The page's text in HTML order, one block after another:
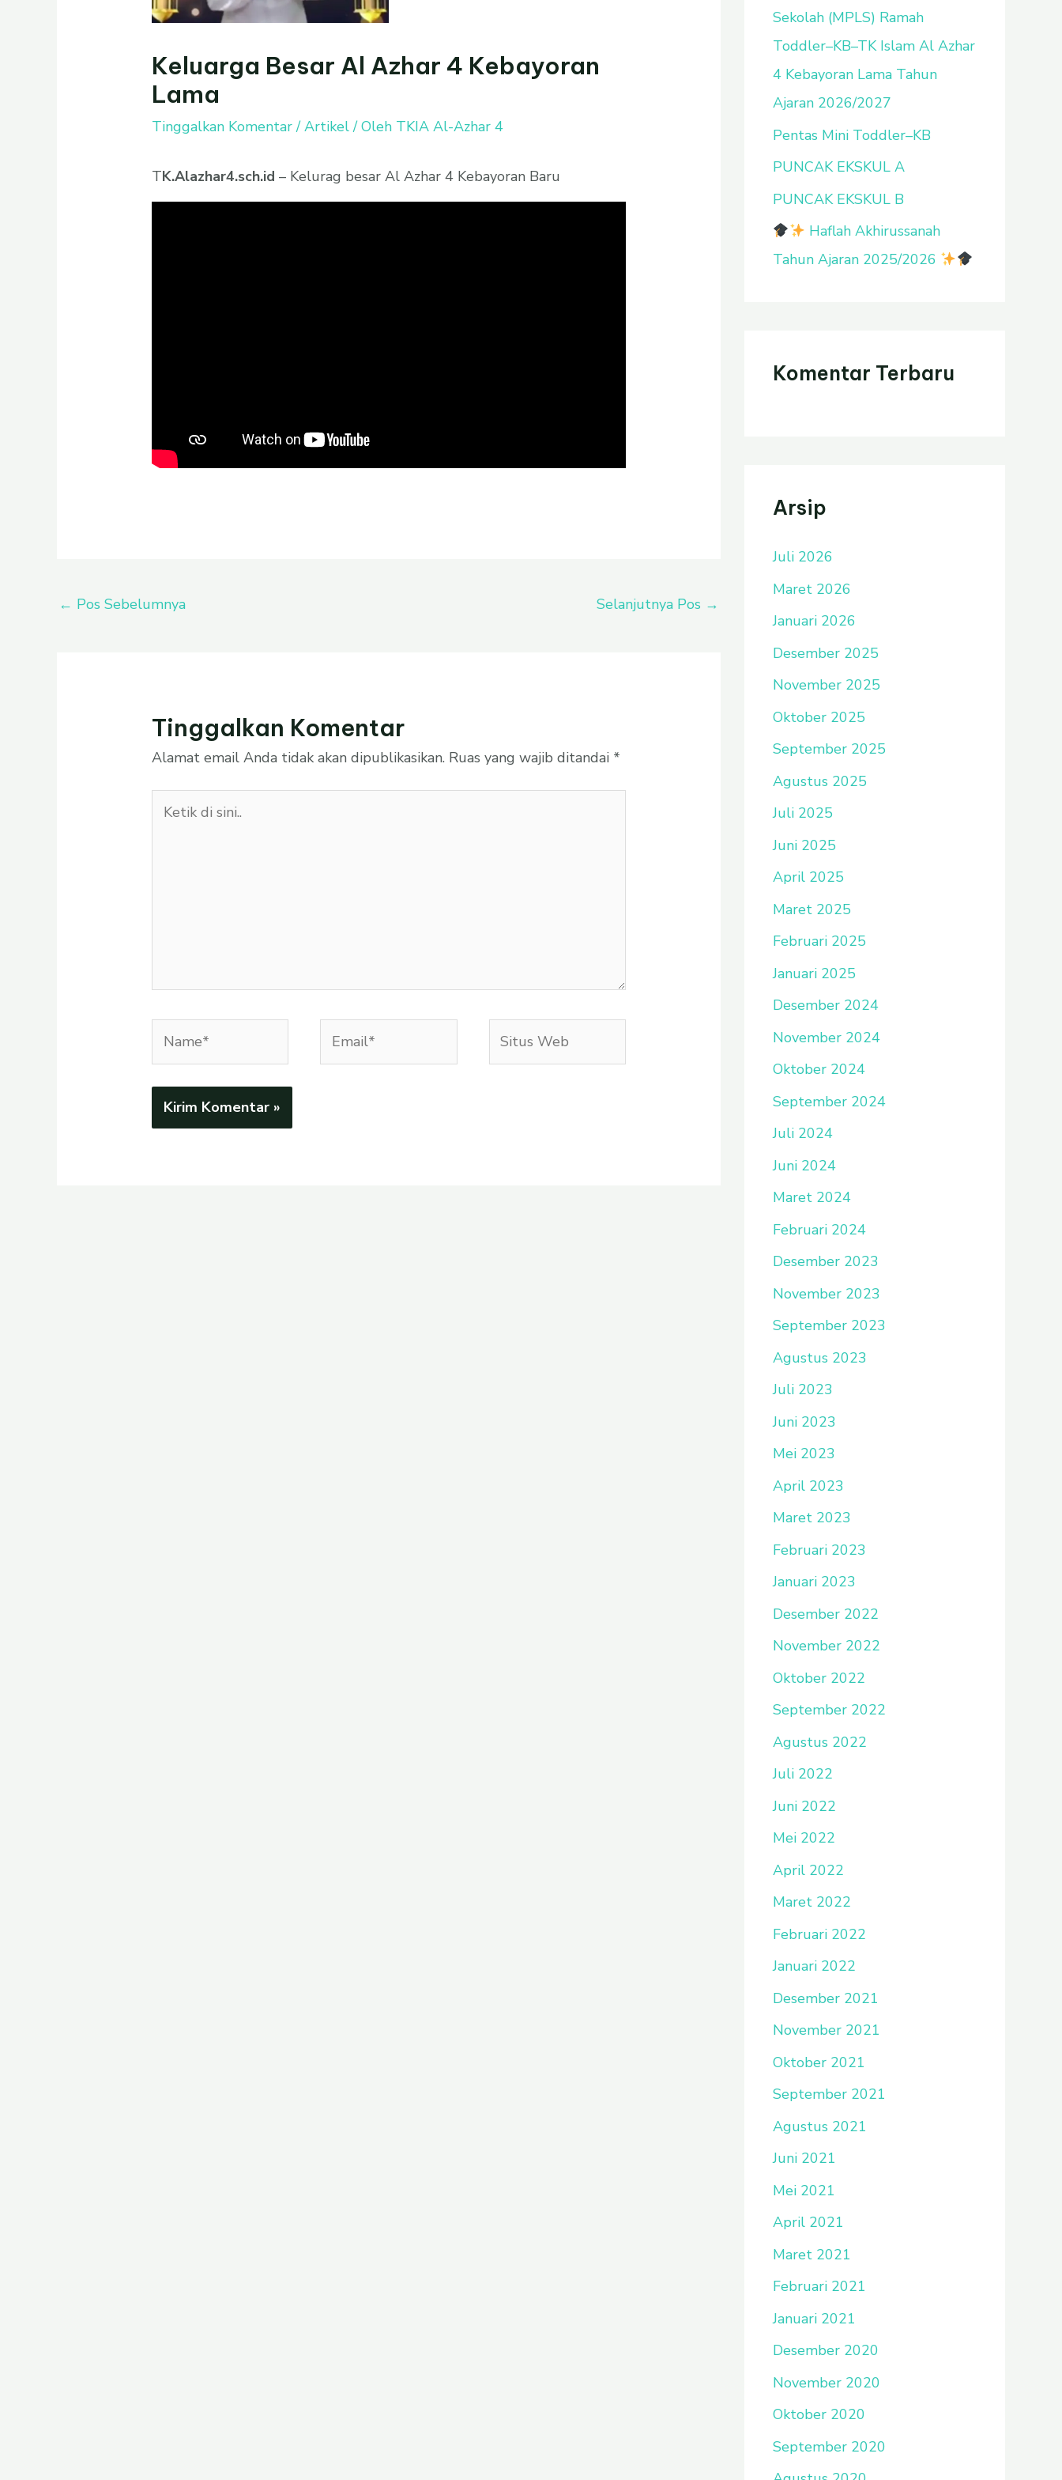
Keluarga Besar Al Azhar 4 Kebayoran
Lama
Tinggalkan Komentar /Artikel/ Oleh TKIA Al-Azhar 4
TK.Alazhar4.sch.id – Kelurag besar Al Azhar 4 Kebayoran Baru
← Pos Sebelumnya Selanjutnya Pos →
Tinggalkan Komentar
Alamat email Anda tidak akan dipublikasikan. Ruas yang wajib ditandai *
Web
u
k
:
Sekolah (MPLS) Ramah
Toddler–KB–TK Islam Al Azhar
4 Kebayoran Lama Tahun
Ajaran 2026/2027
Pentas Mini Toddler–KB
PUNCAK EKSKUL A
PUNCAK EKSKUL B
Haflah Akhirussanah
Tahun Ajaran 2025/2026
Komentar Terbaru
Arsip
Juli 2026
Maret 2026
Januari 2026
Desember 2025
November 2025
Oktober 2025
September 2025
Agustus 2025
Juli 2025
Juni 2025
April 2025
Maret 2025
Februari 2025
Januari 2025
Desember 2024
November 2024
Oktober 2024
September 2024
Juli 2024
Juni 2024
Maret 2024
Februari 2024
Desember 2023
November 2023
September 2023
Agustus 2023
Juli 2023
Juni 2023
Mei 2023
April 2023
Maret 2023
Februari 2023
Januari 2023
Desember 2022
November 2022
Oktober 2022
September 2022
Agustus 2022
Juli 2022
Juni 2022
Mei 2022
April 2022
Maret 2022
Februari 2022
Januari 2022
Desember 2021
November 2021
Oktober 2021
September 2021
Agustus 2021
Juni 2021
Mei 2021
April 2021
Maret 2021
Februari 2021
Januari 2021
Desember 2020
November 2020
Oktober 2020
September 2020